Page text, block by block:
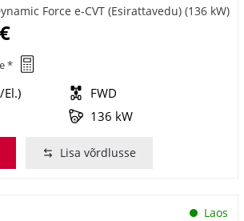
Force e-CVT (Esirattavedu) (136 kW)
*
FWD
136 kW
Lisa võrdlusse
Laos